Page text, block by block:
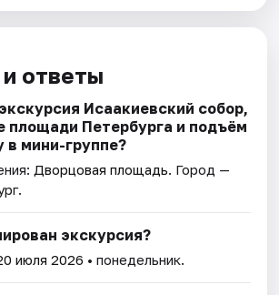
ответы
Исаакиевский собор,
площади Петербурга и подъём
в мини-группе?
Дворцовая площадь. Город —
экскурсия?
июля 2026 • понедельник.